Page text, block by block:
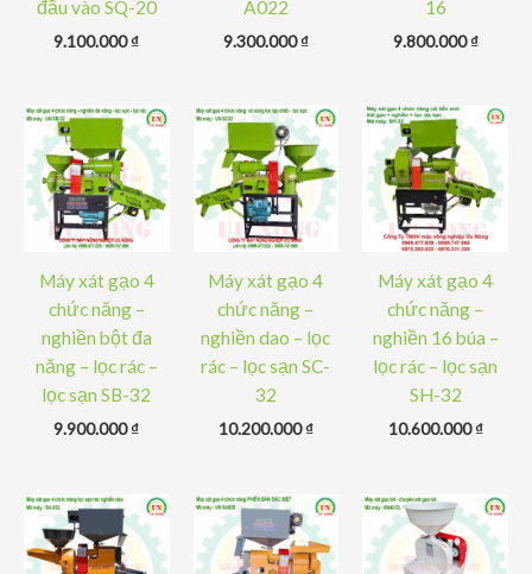
đầu vào SQ-20
9.100.000₫
A022
9.300.000₫
16
9.800.000₫
Máy xát gạo 4
chức năng –
nghiền bột đa
năng – lọc rác –
lọc sạn SB-32
9.900.000₫
Máy xát gạo 4
chức năng –
nghiền dao – lọc
rác – lọc sạn SC-
32
10.200.000₫
Máy xát gạo 4
chức năng –
nghiền 16 búa –
lọc rác – lọc sạn
SH-32
10.600.000₫